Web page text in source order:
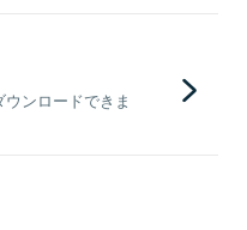
ンロードできま